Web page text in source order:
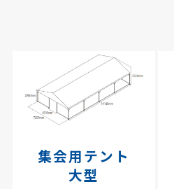
集会用テント
大型